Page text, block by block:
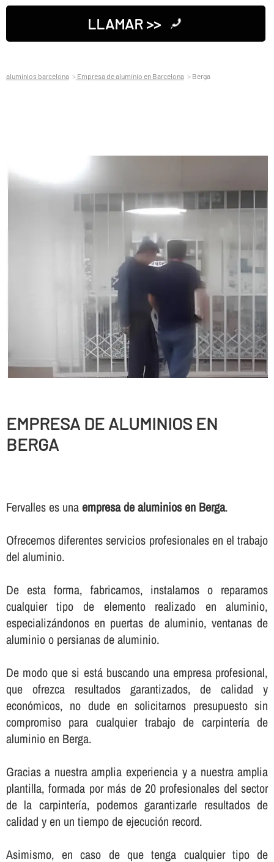
LLAMAR >>
aluminios barcelona Empresa de aluminio en Barcelona Berga
EMPRESA DE ALUMINIOS EN
BERGA
Fervalles es unaempresa de aluminios en Berga.
Ofrecemos diferentes servicios profesionales en el trabajo
del aluminio.
De esta forma, fabricamos, instalamos o reparamos
cualquier tipo de elemento realizado en aluminio,
especializándonos en puertas de aluminio, ventanas de
aluminio o persianas de aluminio.
De modo que si está buscando una empresa profesional,
que ofrezca resultados garantizados, de calidad y
económicos, no dude en solicitarnos presupuesto sin
compromiso para cualquier trabajo de carpinterí­a de
aluminio en Berga.
Gracias a nuestra amplia experiencia y a nuestra amplia
plantilla, formada por más de 20 profesionales del sector
de la carpinterí­a, podemos garantizarle resultados de
calidad y en un tiempo de ejecución record.
Asimismo, en caso de que tenga cualquier tipo de